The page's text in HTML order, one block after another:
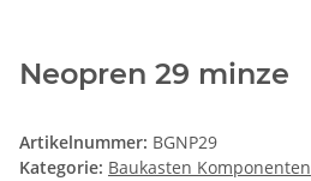
Neopren 29 minze
Artikelnummer: BGNP29
Kategorie: Baukasten Komponenten